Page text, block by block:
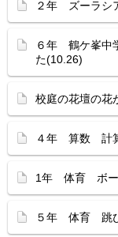
２年 ズーラシ
６年 鶴ケ峯中
た(10.26)
校庭の花壇の花
４年 算数 計
1年 体育 ボー
５年 体育 跳